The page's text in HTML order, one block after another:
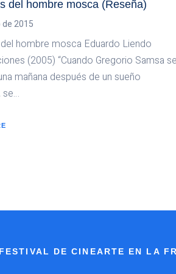
del hombre mosca (Reseña)
2015
hombre mosca Eduardo Liendo
(2005) “Cuando Gregorio Samsa se
mañana después de un sueño
se…
FESTIVAL DE CINEARTE EN LA